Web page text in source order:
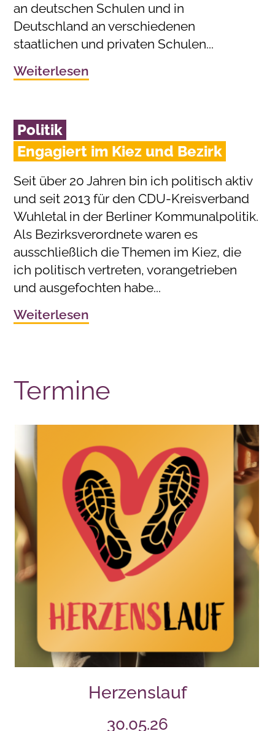
an deutschen Schulen und in
Deutschland an verschiedenen
staatlichen und privaten Schulen...
Weiterlesen
Politik
Engagiert im Kiez und Bezirk
Seit über 20 Jahren bin ich politisch aktiv
und seit 2013 für den CDU-Kreisverband
Wuhletal in der Berliner Kommunalpolitik.
Als Bezirksverordnete waren es
ausschließlich die Themen im Kiez, die
ich politisch vertreten, vorangetrieben
und ausgefochten habe...
Weiterlesen
Termine
Herzenslauf
30.05.26